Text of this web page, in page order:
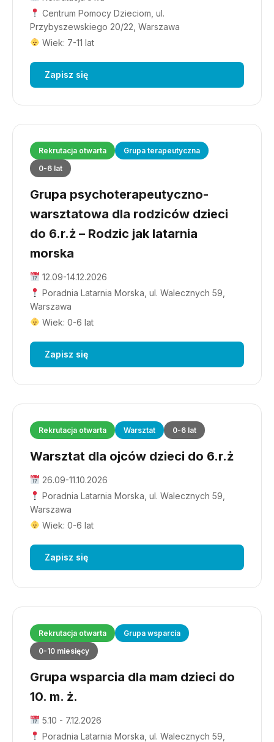
Centrum Pomocy Dzieciom, ul.
Przybyszewskiego 20/22, Warszawa
Wiek: 7-11 lat
Zapisz się
Rekrutacja otwarta
Grupa terapeutyczna
0-6 lat
Grupa psychoterapeutyczno-
warsztatowa dla rodziców dzieci
do 6.r.ż – Rodzic jak latarnia
morska
12.09-14.12.2026
Poradnia Latarnia Morska, ul. Walecznych 59,
Warszawa
Wiek: 0-6 lat
Zapisz się
Rekrutacja otwarta Warsztat 0-6 lat
Warsztat dla ojców dzieci do 6.r.ż
26.09-11.10.2026
Poradnia Latarnia Morska, ul. Walecznych 59,
Warszawa
Wiek: 0-6 lat
Zapisz się
Rekrutacja otwarta
Grupa wsparcia
0-10 miesięcy
Grupa wsparcia dla mam dzieci do
10. m. ż.
5.10 - 7.12.2026
Poradnia Latarnia Morska, ul. Walecznych 59,